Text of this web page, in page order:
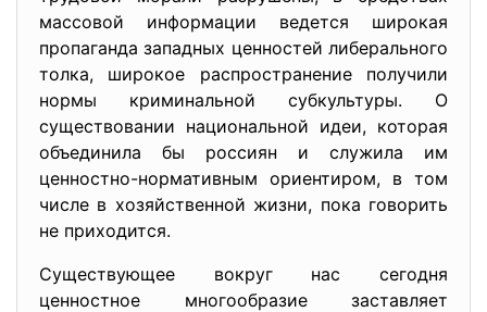
массовой информации ведется широкая
пропаганда западных ценностей либерального
толка, широкое распространение получили
нормы криминальной субкультуры. О
существовании национальной идеи, которая
объединила бы россиян и служила им
ценностно-нормативным ориентиром, в том
числе в хозяйственной жизни, пока говорить
не приходится.
Существующее вокруг нас сегодня
ценностное многообразие заставляет